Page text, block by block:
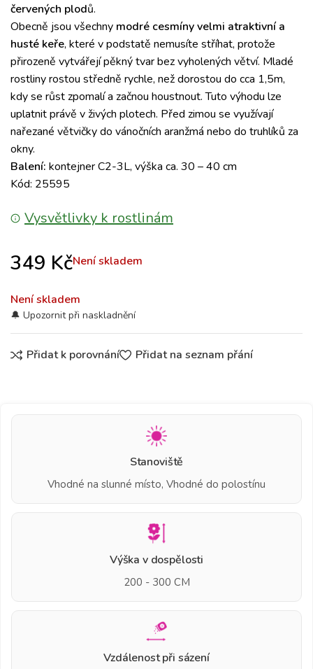
červených plodů.
Obecně jsou všechny modré cesmíny velmi atraktivní a
husté keře, které v podstatě nemusíte stříhat, protože
přirozeně vytvářejí pěkný tvar bez vyholených větví. Mladé
rostliny rostou středně rychle, než dorostou do cca 1,5m,
kdy se růst zpomalí a začnou houstnout. Tuto výhodu lze
uplatnit právě v živých plotech. Před zimou se využívají
nařezané větvičky do vánočních aranžmá nebo do truhlíků za
okny.
Balení: kontejner C2-3L, výška ca. 30 – 40 cm
Kód: 25595
Vysvětlivky k rostlinám
349 KčNení skladem
Není skladem
Přidat k porovnání Přidat na seznam přání
Stanoviště
Vhodné na slunné místo, Vhodné do polostínu
Výška v dospělosti
200 - 300 CM
Vzdálenost při sázení